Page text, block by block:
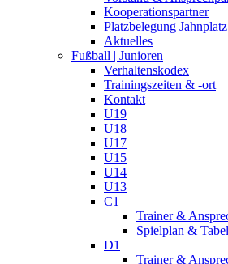
Kooperationspartner
Platzbelegung Jahnplatz
Aktuelles
Fußball | Junioren
Verhaltenskodex
Trainingszeiten & -ort
Kontakt
U19
U18
U17
U15
U14
U13
C1
Trainer &
Spielplan &
D1
Trainer &